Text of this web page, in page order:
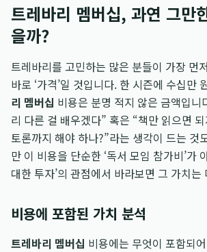
트레바리 멤버십, 과연 그만
을까?
트레바리를 고민하는 많은 분들이 가장 먼
바로 ‘가격’일 것입니다. 한 시즌에 수십만
리 멤버십 비용은 분명 적지 않은 금액입니
리 다른 걸 배우겠다” 혹은 “책만 읽으면
토론까지 해야 하나?”라는 생각이 드는 것
만 이 비용을 단순한 ‘독서 모임 참가비’가
대한 투자’의 관점에서 바라보면 그 가치
비용에 포함된 가치 분석
트레바리 멤버십 비용에는 무엇이 포함되